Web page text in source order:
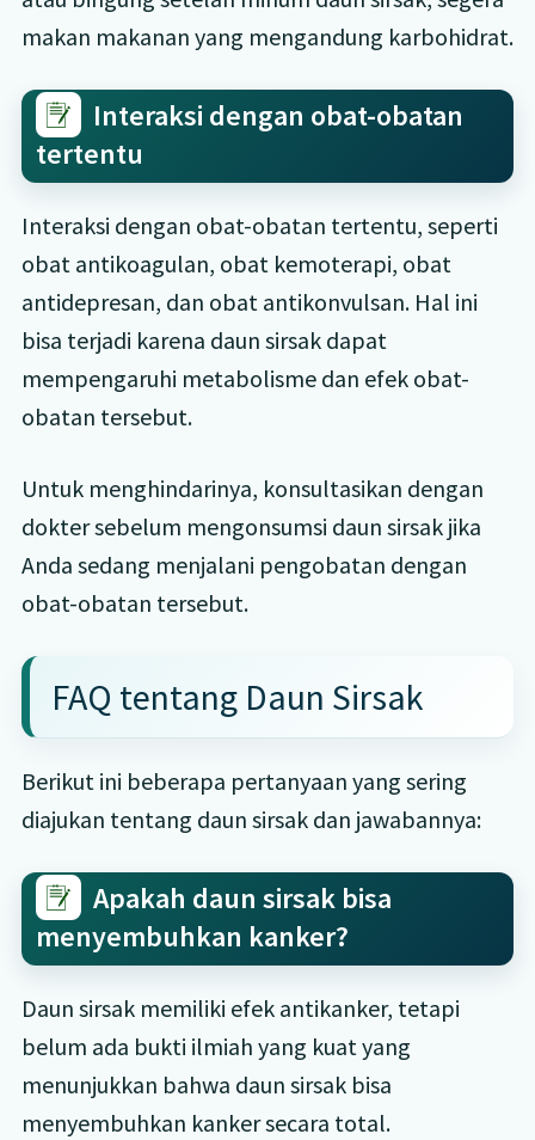
makan makanan yang mengandung karbohidrat.
Interaksi dengan obat-obatan
tertentu
Interaksi dengan obat-obatan tertentu, seperti
obat antikoagulan, obat kemoterapi, obat
antidepresan, dan obat antikonvulsan. Hal ini
bisa terjadi karena daun sirsak dapat
mempengaruhi metabolisme dan efek obat-
obatan tersebut.
Untuk menghindarinya, konsultasikan dengan
dokter sebelum mengonsumsi daun sirsak jika
Anda sedang menjalani pengobatan dengan
obat-obatan tersebut.
FAQ tentang Daun Sirsak
Berikut ini beberapa pertanyaan yang sering
diajukan tentang daun sirsak dan jawabannya:
Apakah daun sirsak bisa
menyembuhkan kanker?
Daun sirsak memiliki efek antikanker, tetapi
belum ada bukti ilmiah yang kuat yang
menunjukkan bahwa daun sirsak bisa
menyembuhkan kanker secara total.